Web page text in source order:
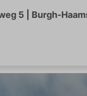
5 | Burgh-